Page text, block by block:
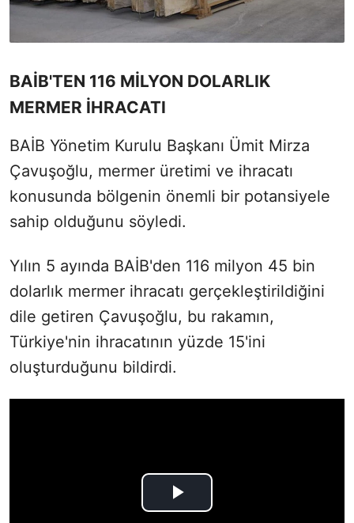
BAİB'TEN 116 MİLYON DOLARLIK
MERMER İHRACATI
BAİB Yönetim Kurulu Başkanı Ümit Mirza
Çavuşoğlu, mermer üretimi ve ihracatı
konusunda bölgenin önemli bir potansiyele
sahip olduğunu söyledi.
Yılın 5 ayında BAİB'den 116 milyon 45 bin
dolarlık mermer ihracatı gerçekleştirildiğini
dile getiren Çavuşoğlu, bu rakamın,
Türkiye'nin ihracatının yüzde 15'ini
oluşturduğunu bildirdi.